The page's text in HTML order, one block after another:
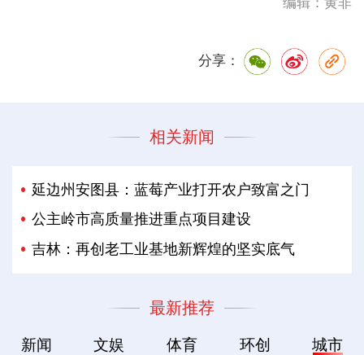
分享：
相关新闻
延边州安图县：蓝莓产业打开农户致富之门
公主岭市高质量推进重点项目建设
吉林：再创老工业基地新辉煌的坚实底气
最新推荐
新闻 文娱 体育 环创 城市